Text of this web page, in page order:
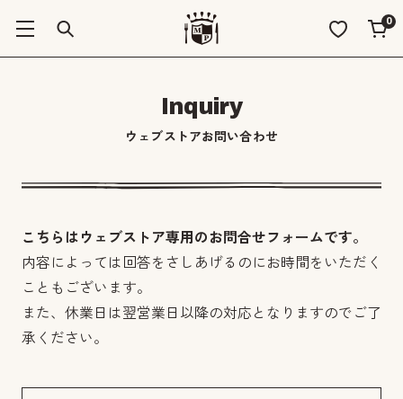
0
Inquiry
ウェブストアお問い合わせ
こちらはウェブストア専用のお問合せフォームです。
内容によっては回答をさしあげるのにお時間をいただく
こともございます。
また、休業日は翌営業日以降の対応となりますのでご了
承ください。